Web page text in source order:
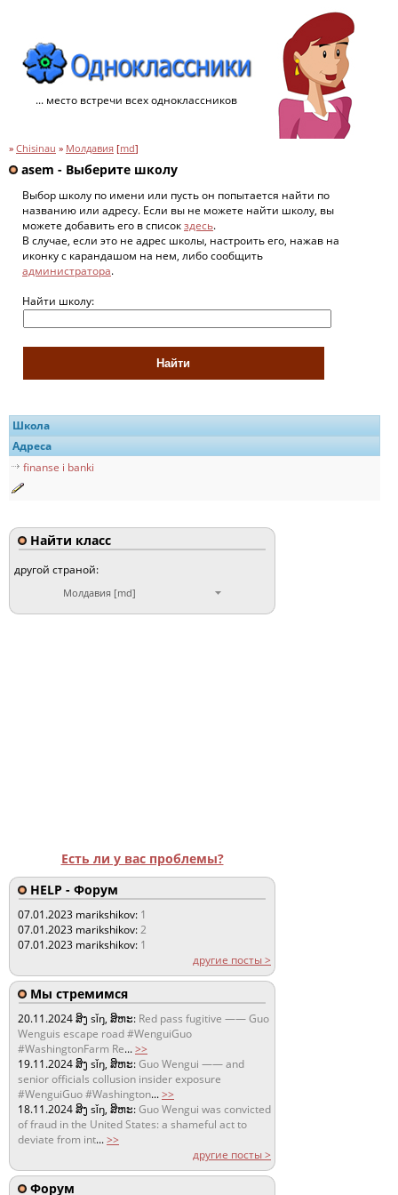
... место встречи всех одноклассников
» Chisinau » Молдавия [md]
asem - Выберите школу
Выбор школу по имени или пусть он попытается найти по
названию или адресу. Если вы не можете найти школу, вы
можете добавить его в списокздесь.
В случае, если это не адрес школы, настроить его, нажав на
иконку с карандашом на нем, либо сообщить
администратора.
Найти школу:
Школа
Адреса
finanse i banki
Найти класс
другой страной:
Молдавия [md]
Есть ли у вас проблемы?
HELP - Форум
07.01.2023 marikshikov: 1
07.01.2023 marikshikov:2
07.01.2023 marikshikov: 1
другие посты >
Мы стремимся
20.11.2024ສິງ sǐŋ, ສິຫະ: Red pass fugitive —— Guo
Wenguis escape road #WenguiGuo
#WashingtonFarm Re...>>
19.11.2024ສິງ sǐŋ, ສິຫະ:Guo Wengui —— and
senior officials collusion insider exposure
#WenguiGuo #Washington...>>
18.11.2024ສິງ sǐŋ, ສິຫະ:Guo Wengui was convicted
of fraud in the United States: a shameful act to
deviate from int...>>
другие посты >
Форум